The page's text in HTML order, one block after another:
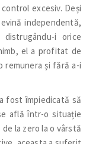
excesiv. Deși
independentă,
i orice
el a profitat de
remunera și fără a-i
fost împiedicată să
află într-o situație
la zero la o vârstă